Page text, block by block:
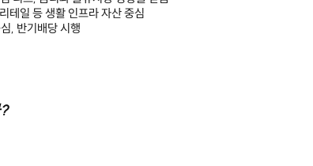
테일 등 생활 인프라 자산 중심
, 반기배당 시행